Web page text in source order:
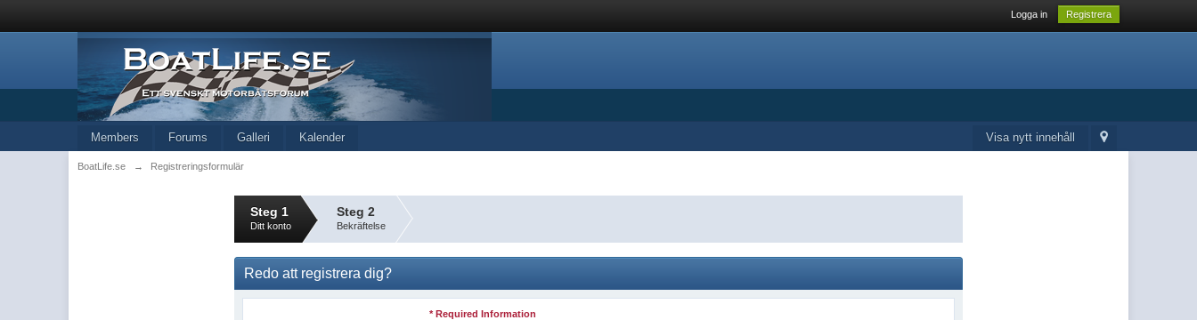
Logga in Registrera
Visa nytt innehåll
Members Forums Galleri Kalender
BoatLife.se → Registreringsformulär
Steg 1
Ditt konto
Steg 2
Bekräftelse
Redo att registrera dig?
* Required Information